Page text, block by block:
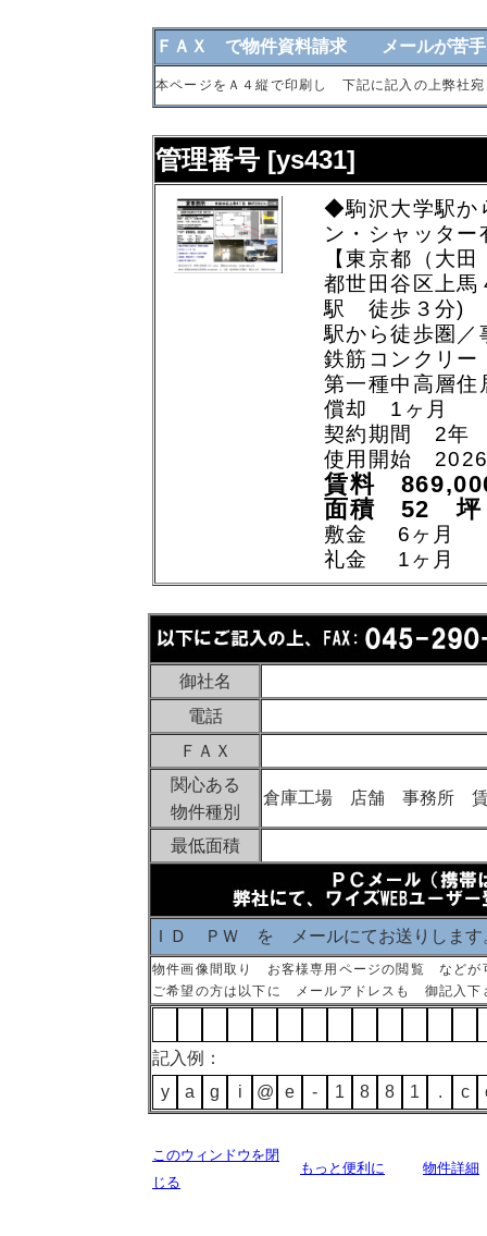
ＦＡＸ で物件資料請求 メールが苦手
本ページをＡ４縦で印刷し 下記に記入の上弊
管理番号 [ys431]
◆駒沢大学駅
ン・シャッター
【東京都（大
都世田谷区上
駅 徒歩３分)
駅から徒歩圏／
鉄筋コンクリー
第一種中高層住
償却 1ヶ月
契約期間 2年
使用開始
賃料
面積 52 坪
敷金 6ヶ月
礼金 1ヶ月
御社名
電話
ＦＡＸ
関心ある
物件種別
倉庫工場 店舗 事務所
最低面積
ＩＤ ＰＷ を メールにてお送りします
物件画像間取り お客様専用ページの閲覧 などが
ご希望の方は以下に メールアドレスも 御記入下
記入例：
y
a g i @ e - 1 8 8 1 . c
このウィンドウを閉
じる
もっと便利に 物件詳細